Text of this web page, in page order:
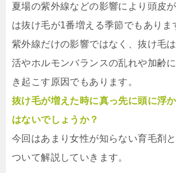
夏場の紫外線などの影響により頭皮
は抜け毛が1番増える季節でもありま
紫外線だけの影響ではなく、抜け毛
活やホルモンバランスの乱れや加齢に
き起こす原因でもあります。
抜け毛が増えた時に真っ先に頭に浮
はないでしょうか？
今回はあまり女性が知らない育毛剤
ついて解説していきます。